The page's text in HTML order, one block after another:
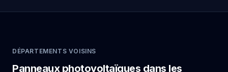
DÉPARTEMENTS VOISINS
Panneaux photovoltaïques dans les